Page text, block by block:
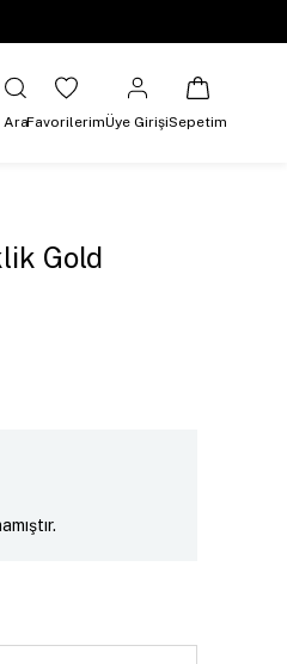
AraFavorilerimÜye GirişiSepetim
Gold